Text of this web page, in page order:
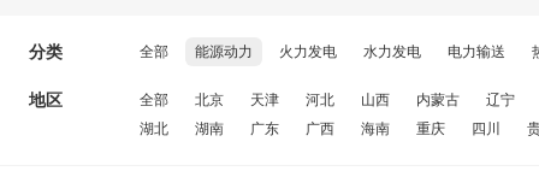
分类 全部 能源动力 火力发电 水力发电 电力输送
地区 全部 北京 天津 河北 山西 内蒙古
辽宁
湖北
湖南 广东 广西 海南 重庆 四川